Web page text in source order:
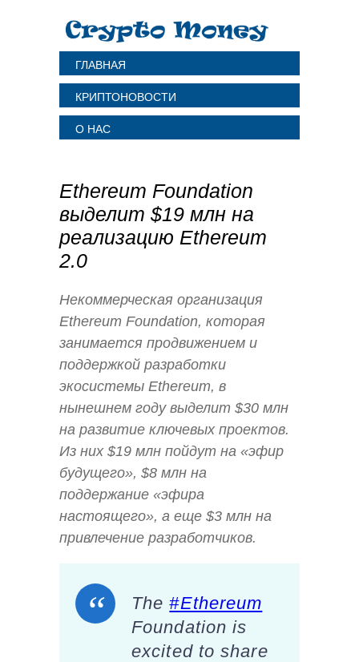
ГЛАВНАЯ
КРИПТОНОВОСТИ
О НАС
Ethereum Foundation
выделит $19 млн на
реализацию Ethereum
2.0
Некоммерческая организация
Ethereum Foundation, которая
занимается продвижением и
поддержкой разработки
экосистемы Ethereum, в
нынешнем году выделит $30 млн
на развитие ключевых проектов.
Из них $19 млн пойдут на «эфир
будущего», $8 млн на
поддержание «эфира
настоящего», а еще $3 млн на
привлечение разработчиков.
The#Ethereum
Foundation is
excited to share